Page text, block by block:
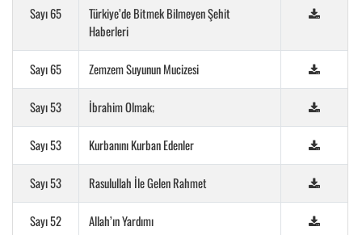
Sayı 65
Türkiye’de Bitmek Bilmeyen Şehit
Haberleri
Sayı 65 Zemzem Suyunun Mucizesi
Sayı 53 İbrahim Olmak;
Sayı 53 Kurbanını Kurban Edenler
Sayı 53 Rasulullah İle Gelen Rahmet
Sayı 52 Allah’ın Yardımı